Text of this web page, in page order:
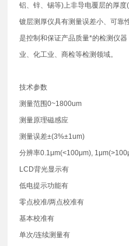
铝、锌、锡等)上非导电覆层的厚
镀层测厚仪具有测量误差小、可靠
是控制和保证产品质量*的检测仪
业、化工业、商检等检测领域。
技术参数
测量范围0~1800um
测量原理磁感应
测量误差±(3%±1um)
分辨率0.1μm(<100μm),
LCD背光显示有
低电提示功能有
零点校准/两点校准有
基本校准有
单次/连续测量有